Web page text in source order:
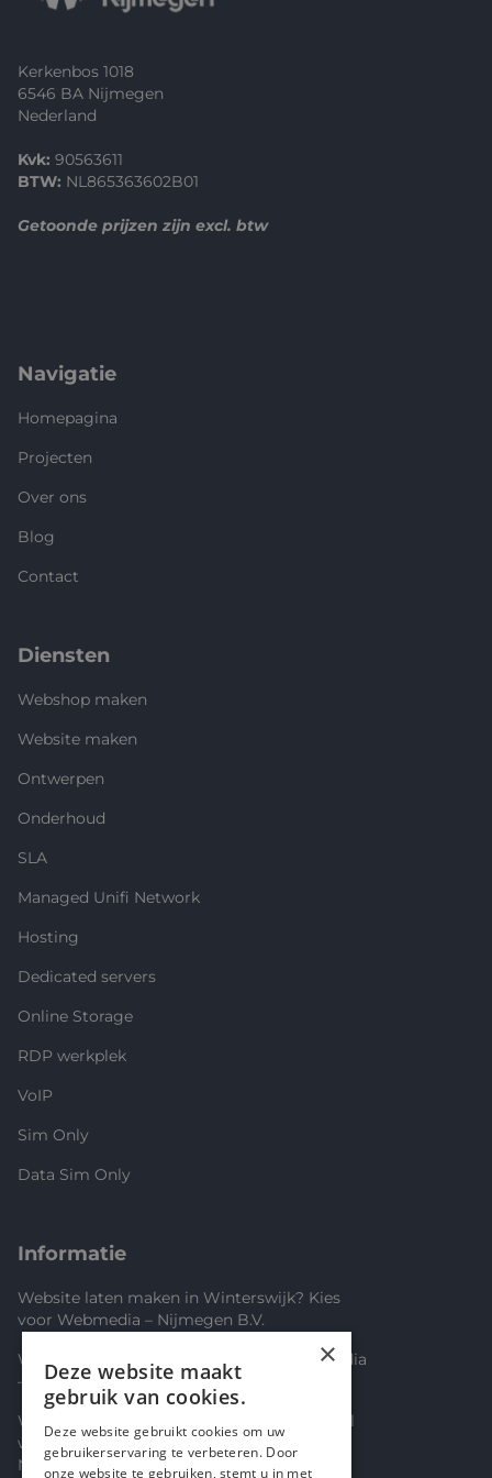
Kerkenbos 1018
6546 BA Nijmegen
Nederland
Kvk: 90563611
BTW: NL865363602B01
Getoonde prijzen zijn excl. btw
Navigatie
Homepagina
Projecten
Over ons
Blog
Contact
Diensten
Webshop maken
Website maken
Ontwerpen
Onderhoud
SLA
Managed Unifi Network
Hosting
Dedicated servers
Online Storage
RDP werkplek
VoIP
Sim Only
Data Sim Only
Informatie
Website laten maken in Winterswijk? Kies
voor Webmedia – Nijmegen B.V.
Website laten maken in Limburg? Webmedia
– Nijmegen B.V. bouwt jouw online succes
Website laten maken Leiden – Professioneel
webdesign op maat door Webmedia –
Nijmegen BV
×
Deze website maakt
gebruik van cookies.
Deze website gebruikt cookies om uw
gebruikerservaring te verbeteren. Door
onze website te gebruiken, stemt u in met